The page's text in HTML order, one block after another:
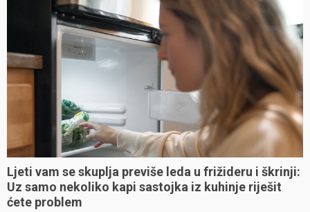
Ljeti vam se skuplja previše leda u frižideru i škrinji:
Uz samo nekoliko kapi sastojka iz kuhinje riješit
ćete problem